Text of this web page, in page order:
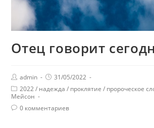
Отец говорит
admin
31/05/2022
2022 / надежда / проклятие / пророческое
Мейсон
0 комментариев